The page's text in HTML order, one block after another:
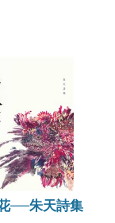
──朱天詩集